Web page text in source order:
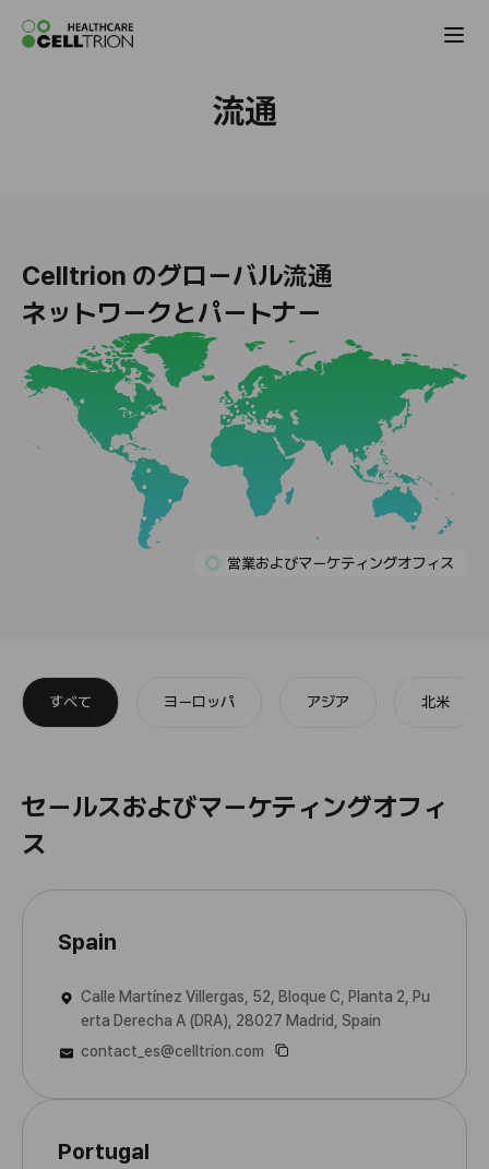
Celltrion the Global Pharmaceutical
流通
Celltrion のグローバル流通
ネットワークとパートナー
営業およびマーケティングオフィス
Celltrion のグローバル流通
Sales & Marketing Offices
Celltrion のグローバル流通
Sales & Marketing Offices
Celltrion のグローバル流通
Sales & Marketing Offices
Celltrion のグローバル流通
Sales & Marketing Offices
Celltrion のグローバル流通
Sales & Marketing Offices
Celltrion のグローバル流通
Sales & Marketing Offices
すべて ヨーロッパ アジア 北米
セールスおよびマーケティングオフィ
ス
Spain
Calle Martínez Villergas, 52, Bloque C, Planta 2, Pu
erta Derecha A (DRA), 28027 Madrid, Spain
contact_es@celltrion.com
Portugal